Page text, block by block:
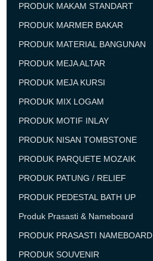
PRODUK MAKAM STANDART
PRODUK MARMER BAKAR
PRODUK MATERIAL BANGUNAN
PRODUK MEJA ALTAR
PRODUK MEJA KURSI
PRODUK MIX LOGAM
PRODUK MOTIF INLAY
PRODUK NISAN TOMBSTONE
PRODUK PARQUETE MOZAIK
PRODUK PATUNG / RELIEF
PRODUK PEDESTAL BATH UP
Produk Prasasti & Nameboard
PRODUK PRASASTI NAMEBOARD
PRODUK SOUVENIR